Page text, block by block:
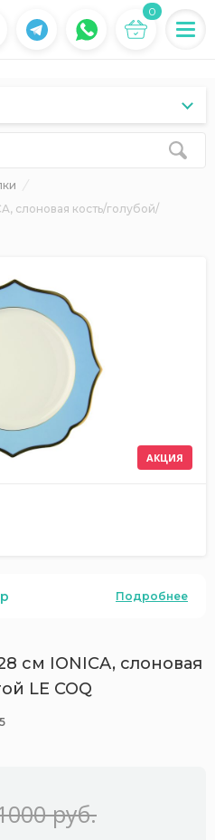
0
слоновая кость/голубой/
АКЦИЯ
Подробнее
см IONICA, слоновая
LE COQ
руб.